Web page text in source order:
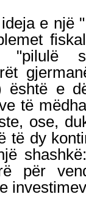
e një
"pilulë
është e
të
ose,
të dy
për